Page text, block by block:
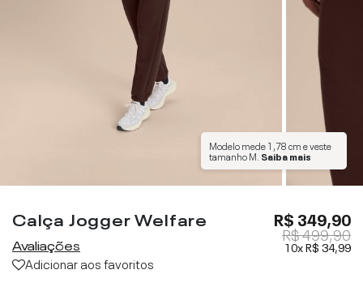
Modelo mede1,78 cme veste
tamanhoM Saiba mais
Calça Jogger Welfare
Avaliações
Adicionar aos favoritos
R$ 349,90
R$ 499,90
10xR$ 34,99